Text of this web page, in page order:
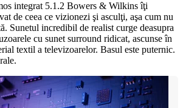
integrat 5.1.2 Bowers & Wilkins îţi
de ceea ce vizionezi şi asculţi, aşa cum nu
Sunetul incredibil de realist curge deasupra
cu sunet surround ridicat, ascunse în
textil a televizoarelor. Basul este puternic.